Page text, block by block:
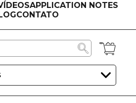
APPLICATION NOTES
CONTATO